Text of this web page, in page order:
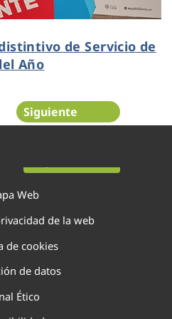
de Servicio de
Año
Siguiente
Web
de la web
de cookies
de datos
Ético